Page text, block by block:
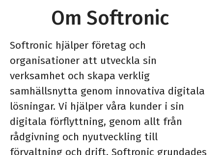
Om Softronic
Softronic hjälper företag och
organisationer att utveckla sin
verksamhet och skapa verklig
samhällsnytta genom innovativa digitala
lösningar. Vi hjälper våra kunder i sin
digitala förflyttning, genom allt från
rådgivning och nyutveckling till
förvaltning och drift. Softronic grundades